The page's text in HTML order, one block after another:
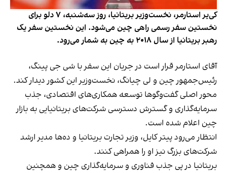
کی‌یر استارمر، نخست‌وزیر بریتانیا، روز سه‌شنبه، ۷ دلو برای
نخستین سفر رسمی راهی چین می‌شود. این نخستین سفر یک
رهبر بریتانیا از سال ۲۰۱۸ به چین به شمار می‌رود.
آقای استارمر قرار است در جریان این سفر با شی جی پینگ،
رئیس‌جمهور چین و لی چیانگ، نخست‌وزیر این کشور دیدار کند.
محور اصلی گفت‌وگوها توسعه همکاری‌های اقتصادی، جذب
سرمایه‌گذاری و گسترش دسترسی شرکت‌های بریتانیایی به بازار
چین اعلام شده است.
انتظار می‌رود پیتر کایل، وزیر تجارت بریتانیا و ده‌ها مدیر ارشد
شرکت‌های بزرگ نیز او را همراهی کنند.
بریتانیا در پی جذب فناوری و سرمایه‌گذاری چین و همچنین